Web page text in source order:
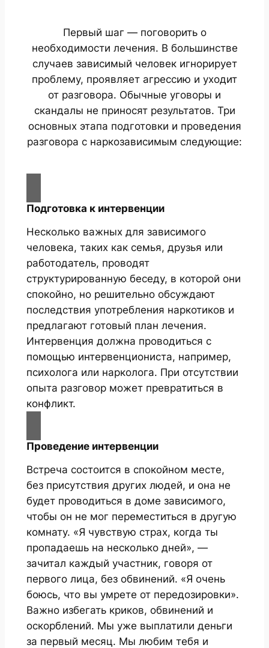
Первый шаг — поговорить о
необходимости лечения. В большинстве
случаев зависимый человек игнорирует
проблему, проявляет агрессию и уходит
от разговора. Обычные уговоры и
скандалы не приносят результатов. Три
основных этапа подготовки и проведения
разговора с наркозависимым следующие:
Подготовка к интервенции
Несколько важных для зависимого
человека, таких как семья, друзья или
работодатель, проводят
структурированную беседу, в которой они
спокойно, но решительно обсуждают
последствия употребления наркотиков и
предлагают готовый план лечения.
Интервенция должна проводиться с
помощью интервенциониста, например,
психолога или нарколога. При отсутствии
опыта разговор может превратиться в
конфликт.
Проведение интервенции
Встреча состоится в спокойном месте,
без присутствия других людей, и она не
будет проводиться в доме зависимого,
чтобы он не мог переместиться в другую
комнату. «Я чувствую страх, когда ты
пропадаешь на несколько дней», —
зачитал каждый участник, говоря от
первого лица, без обвинений. «Я очень
боюсь, что вы умрете от передозировки».
Важно избегать криков, обвинений и
оскорблений. Мы уже выплатили деньги
за первый месяц. Мы любим тебя и